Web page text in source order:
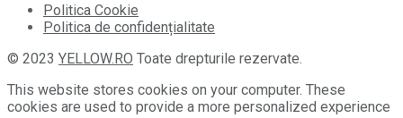
Politica Cookie
Politica de confidențialitate
© 2023 YELLOW.RO Toate drepturile rezervate.
This website stores cookies on your computer. These
cookies are used to provide a more personalized experience